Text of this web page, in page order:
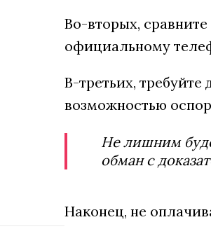
Во-вторых,
официальному
В-третьих,
возможностью
Не лишним
обман с
Наконец, не